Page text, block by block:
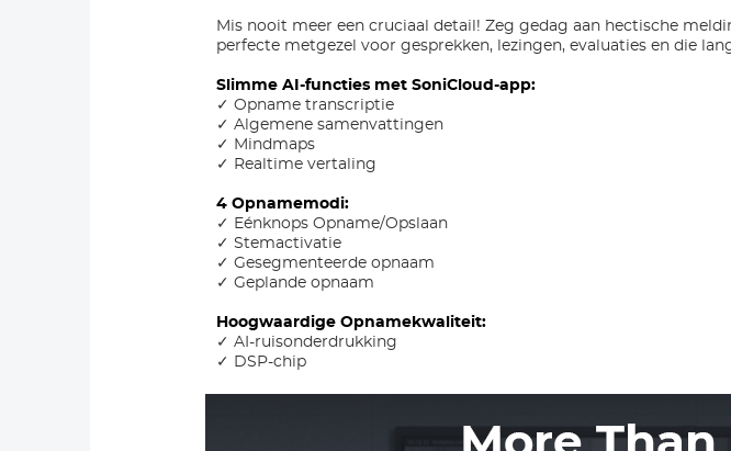
Mis nooit meer een cruciaal detail! Zeg gedag aan hectische
perfecte metgezel voor gesprekken, lezingen, evaluaties en die
Slimme AI-functies met SoniCloud-app:
✓ Opname transcriptie
✓ Algemene samenvattingen
✓ Mindmaps
✓ Realtime vertaling
4 Opnamemodi:
✓ Eénknops Opname/Opslaan
✓ Stemactivatie
✓ Gesegmenteerde opnaam
✓ Geplande opnaam
Hoogwaardige Opnamekwaliteit:
✓ AI-ruisonderdrukking
✓ DSP-chip